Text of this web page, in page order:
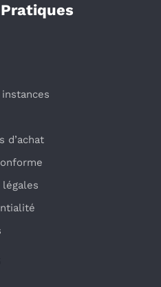
d’achat